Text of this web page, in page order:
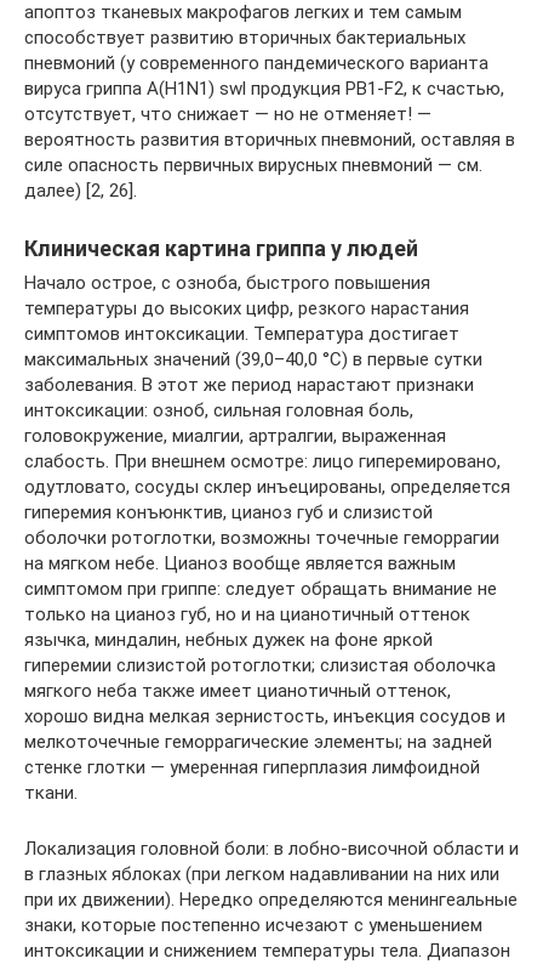
апоптоз тканевых макрофагов легких и тем самым
способствует развитию вторичных бактериальных
пневмоний (у современного пандемического варианта
вируса гриппа А(H1N1) swl продукция PB1-F2, к счастью,
отсутствует, что снижает — но не отменяет! —
вероятность развития вторичных пневмоний, оставляя в
силе опасность первичных вирусных пневмоний — см.
далее) [2, 26].
Клиническая картина гриппа у людей
Начало острое, с озноба, быстрого повышения
температуры до высоких цифр, резкого нарастания
симптомов интоксикации. Температура достигает
максимальных значений (39,0–40,0 °С) в первые сутки
заболевания. В этот же период нарастают признаки
интоксикации: озноб, сильная головная боль,
головокружение, миалгии, артралгии, выраженная
слабость. При внешнем осмотре: лицо гиперемировано,
одутловато, сосуды склер инъецированы, определяется
гиперемия конъюнктив, цианоз губ и слизистой
оболочки ротоглотки, возможны точечные геморрагии
на мягком небе. Цианоз вообще является важным
симптомом при гриппе: следует обращать внимание не
только на цианоз губ, но и на цианотичный оттенок
язычка, миндалин, небных дужек на фоне яркой
гиперемии слизистой ротоглотки; слизистая оболочка
мягкого неба также имеет цианотичный оттенок,
хорошо видна мелкая зернистость, инъекция сосудов и
мелкоточечные геморрагические элементы; на задней
стенке глотки — умеренная гиперплазия лимфоидной
ткани.
Локализация головной боли: в лобно-височной области и
в глазных яблоках (при легком надавливании на них или
при их движении). Нередко определяются менингеальные
знаки, которые постепенно исчезают с уменьшением
интоксикации и снижением температуры тела. Диапазон